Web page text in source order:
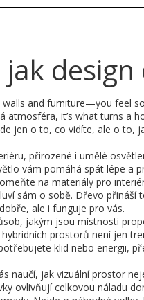
and furniture—you feel
atmosféra, it’s what turns a
jen o to, co vidíte, ale o to,
, přirozené i umělé
vám pomáhá spát lépe
na materiály pro
sám o sobě. Dřevo
ale i funguje pro vás.
jakým jsou místnosti
prostorů není jen
klid nebo energii,
naučí, jak vizuální prostor
ovlivňují celkovou náladu